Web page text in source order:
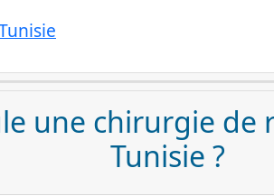
une chirurgie de
Tunisie ?